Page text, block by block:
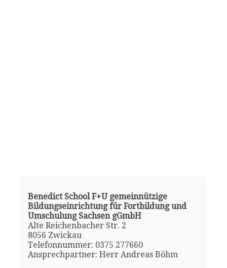
Benedict School F+U gemeinnützige
Bildungseinrichtung für Fortbildung und
Umschulung Sachsen gGmbH
Alte Reichenbacher Str. 2
8056 Zwickau
Telefonnummer: 0375 277660
Ansprechpartner: Herr Andreas Böhm